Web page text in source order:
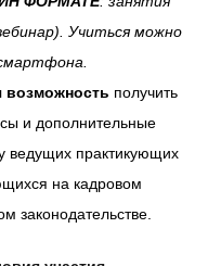
Учиться можно
возможность получить
и дополнительные
ведущих практикующих
на кадровом
законодательстве.